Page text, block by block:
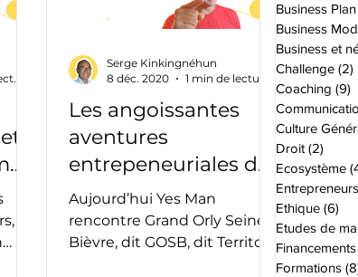
Ethique
Incubateurs
Inventions Jeu
1 min de lecture
Les angoissantes
aventures
entrepeneuriales de
Yes Man😨
Aujourd’hui Yes Man
rencontre Grand Orly Seine
Bièvre, dit GOSB, dit Territoire
Serge Kinkingnéhun
8 déc. 2020
1 min de lecture
Business Plan
Business
Challenge (2)
Coaching (9)
Culture
Droit (2)
Ecosystème
Entrepreneurs
Ethique (6)
Etudes de
Financements
Formations